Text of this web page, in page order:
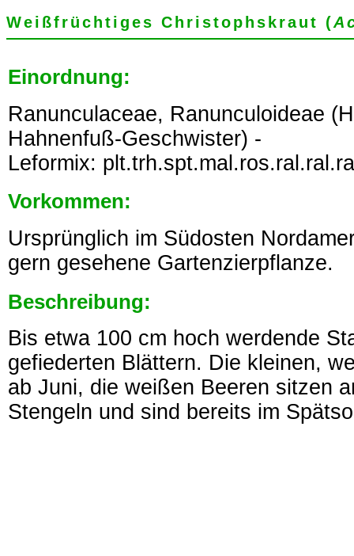
Weißfrüchtiges Christophskraut (
Einordnung:
Ranunculaceae, Ranunculoideae
Hahnenfuß-Geschwister) -
Leformix:
Vorkommen:
Ursprünglich im Südosten
gern gesehene Gartenzierpflanze.
Beschreibung:
Bis etwa 100 cm hoch werdende
gefiederten Blättern. Die kleinen,
ab Juni, die weißen Beeren sitzen
Stengeln und sind bereits im